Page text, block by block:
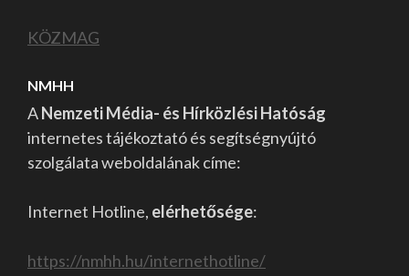
KÖZMAG
NMHH
ANemzeti Média- és Hírközlési Hatóság
internetes tájékoztató és segítségnyújtó
szolgálata weboldalának címe:
Internet Hotline, elérhetősége:
https://nmhh.hu/internethotline/